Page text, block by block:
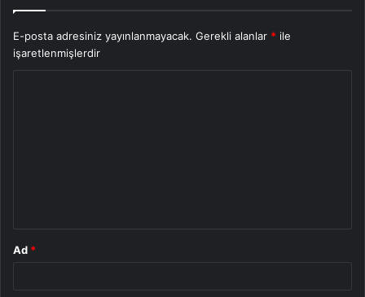
E-posta adresiniz yayınlanmayacak. Gerekli alanlar * ile
işaretlenmişlerdir
Ad *